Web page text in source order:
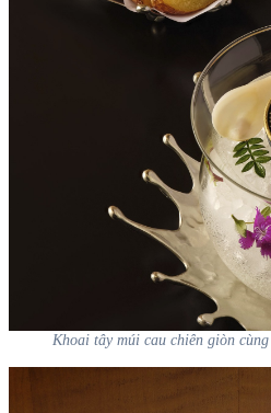
Khoai tây múi cau chiên giòn